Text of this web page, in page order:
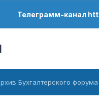
Телеграмм-канал
Бухгалтерского форума